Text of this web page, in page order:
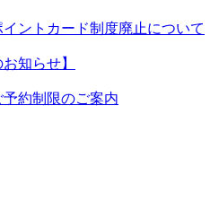
イントカード制度廃止について
知らせ】
約制限のご案内